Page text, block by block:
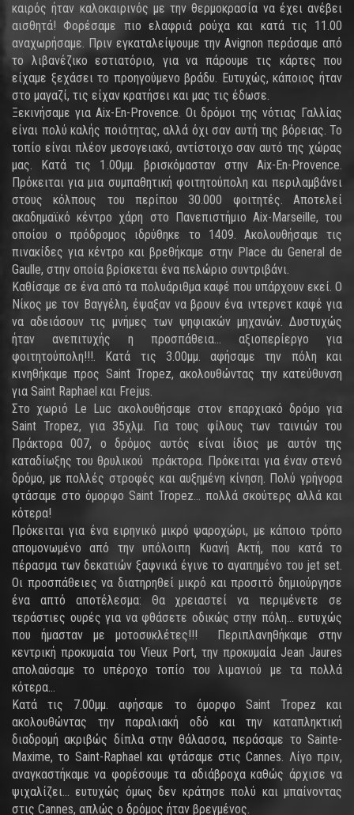
καιρός ήταν καλοκαιρινός με την θερμοκρασία να έχει ανέβει
αισθητά! Φορέσαμε πιο ελαφριά ρούχα και κατά τις 11.00
αναχωρήσαμε. Πριν εγκαταλείψουμε την Avignon περάσαμε από
το λιβανέζικο εστιατόριο, για να πάρουμε τις κάρτες που
είχαμε ξεχάσει το προηγούμενο βράδυ. Ευτυχώς, κάποιος ήταν
στο μαγαζί, τις είχαν κρατήσει και μας τις έδωσε.
Ξεκινήσαμε για Aix-En-Provence. Οι δρόμοι της νότιας Γαλλίας
είναι πολύ καλής ποιότητας, αλλά όχι σαν αυτή της βόρειας. Το
τοπίο είναι πλέον μεσογειακό, αντίστοιχο σαν αυτό της χώρας
μας. Κατά τις 1.00μμ. βρισκόμασταν στην Aix-En-Provence.
Πρόκειται για μια συμπαθητική φοιτητούπολη και περιλαμβάνει
στους κόλπους του περίπου 30.000 φοιτητές. Αποτελεί
ακαδημαϊκό κέντρο χάρη στο Πανεπιστήμιο Aix-Marseille, του
οποίου ο πρόδρομος ιδρύθηκε το 1409. Ακολουθήσαμε τις
πινακίδες για κέντρο και βρεθήκαμε στην Place du General de
Gaulle, στην οποία βρίσκεται ένα πελώριο συντριβάνι.
Καθίσαμε σε ένα από τα πολυάριθμα καφέ που υπάρχουν εκεί. Ο
Νίκος με τον Βαγγέλη, έψαξαν να βρουν ένα ιντερνετ καφέ για
να αδειάσουν τις μνήμες των ψηφιακών μηχανών. Δυστυχώς
ήταν ανεπιτυχής η προσπάθεια… αξιοπερίεργο για
φοιτητούπολη!!!. Κατά τις 3.00μμ. αφήσαμε την πόλη και
κινηθήκαμε προς Saint Tropez, ακολουθώντας την κατεύθυνση
για Saint Raphael και Frejus.
Στο χωριό Le Luc ακολουθήσαμε στον επαρχιακό δρόμο για
Saint Tropez, για 35χλμ. Για τους φίλους των ταινιών του
Πράκτορα 007, ο δρόμος αυτός είναι ίδιος με αυτόν της
καταδίωξης του θρυλικού πράκτορα. Πρόκειται για έναν στενό
δρόμο, με πολλές στροφές και αυξημένη κίνηση. Πολύ γρήγορα
φτάσαμε στο όμορφο Saint Tropez... πολλά σκούτερς αλλά και
κότερα!
Πρόκειται για ένα ειρηνικό μικρό ψαροχώρι, με κάποιο τρόπο
απομονωμένο από την υπόλοιπη Κυανή Ακτή, που κατά το
πέρασμα των δεκατιών ξαφνικά έγινε το αγαπημένο του jet set.
Οι προσπάθειες να διατηρηθεί μικρό και προσιτό δημιούργησε
ένα απτό αποτέλεσμα: Θα χρειαστεί να περιμένετε σε
τεράστιες ουρές για να φθάσετε οδικώς στην πόλη... ευτυχώς
που ήμασταν με μοτοσυκλέτες!!! Περιπλανηθήκαμε στην
κεντρική προκυμαία του Vieux Port, την προκυμαία Jean Jaures
απολαύσαμε το υπέροχο τοπίο του λιμανιού με τα πολλά
κότερα...
Κατά τις 7.00μμ. αφήσαμε το όμορφο Saint Tropez και
ακολουθώντας την παραλιακή οδό και την καταπληκτική
διαδρομή ακριβώς δίπλα στην θάλασσα, περάσαμε το Sainte-
Maxime, το Saint-Raphael και φτάσαμε στις Cannes. Λίγο πριν,
αναγκαστήκαμε να φορέσουμε τα αδιάβροχα καθώς άρχισε να
ψιχαλίζει... ευτυχώς όμως δεν κράτησε πολύ και μπαίνοντας
στις Cannes, απλώς ο δρόμος ήταν βρεγμένος.